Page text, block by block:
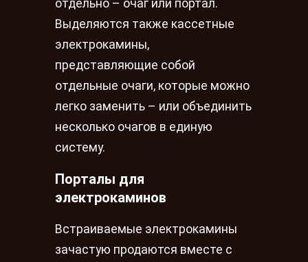
отдельно – очаг или портал.
Выделяются также кассетные
электрокамины,
представляющие собой
отдельные очаги, которые можно
легко заменить – или объединить
несколько очагов в единую
систему.
Порталы для
электрокаминов
Встраиваемые электрокамины
зачастую продаются вместе с